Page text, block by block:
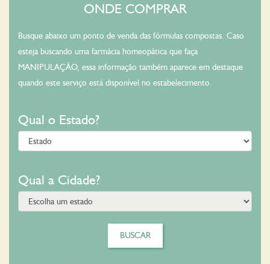
ONDE COMPRAR
Busque abaixo um ponto de venda das fórmulas compostas. Caso
esteja buscando uma farmácia homeopática que faça
MANIPULAÇÃO, essa informação também aparece em destaque
quando este serviço está disponível no estabelecimento.
Qual o Estado?
Qual a Cidade?
BUSCAR